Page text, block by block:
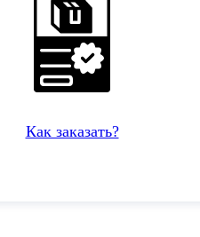
Как заказать?